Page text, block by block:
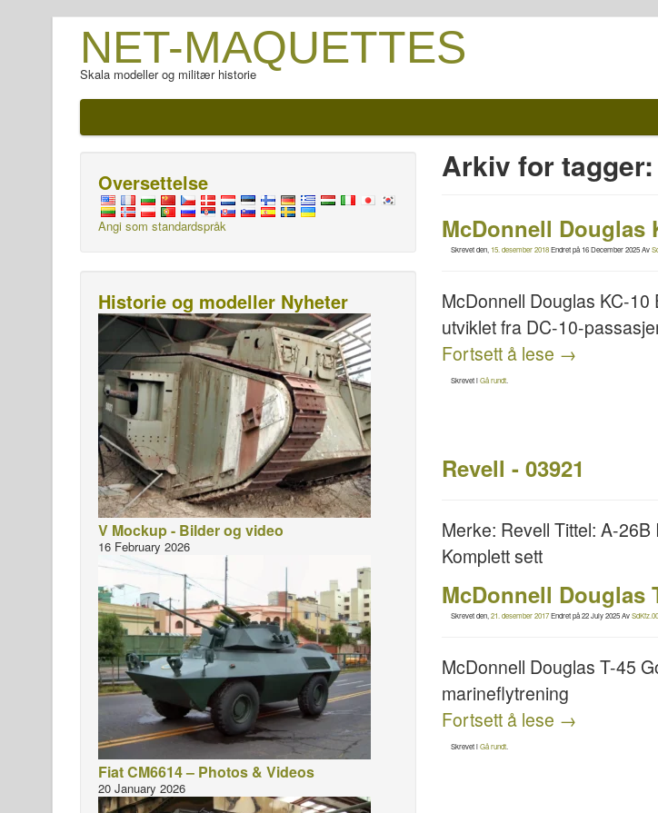
NET-MAQUETTES
Skala modeller og militær historie
Arkiv for tagger:
McDonnell Douglas
Skrevet den, 15. desember 2018Endret på 16 December 2025Av
McDonnell Douglas KC-
utviklet fra DC-10-
Fortsett å lese →
Skrevet iGå rundt
Revell - 03921
Merke: Revell Tittel: A-
Komplett sett
McDonnell Douglas
Skrevet den, 21. desember 2017Endret på22 July 2025Av
McDonnell Douglas T-45
marineflytrening
Fortsett å lese →
Skrevet iGå rundt
Oversettelse
Angi som standardspråk
Historie og modeller Nyheter
V Mockup - Bilder og video
16 February 2026
Fiat CM6614 – Photos & Videos
20 January 2026